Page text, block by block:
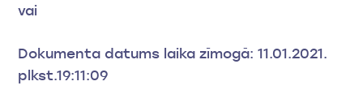
vai
Dokumenta datums laika zīmogā: 11.01.2021.
plkst.19:11:09